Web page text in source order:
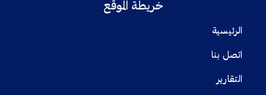
خريطة الموقع
الرئيسية
اتصل بنا
التقارير